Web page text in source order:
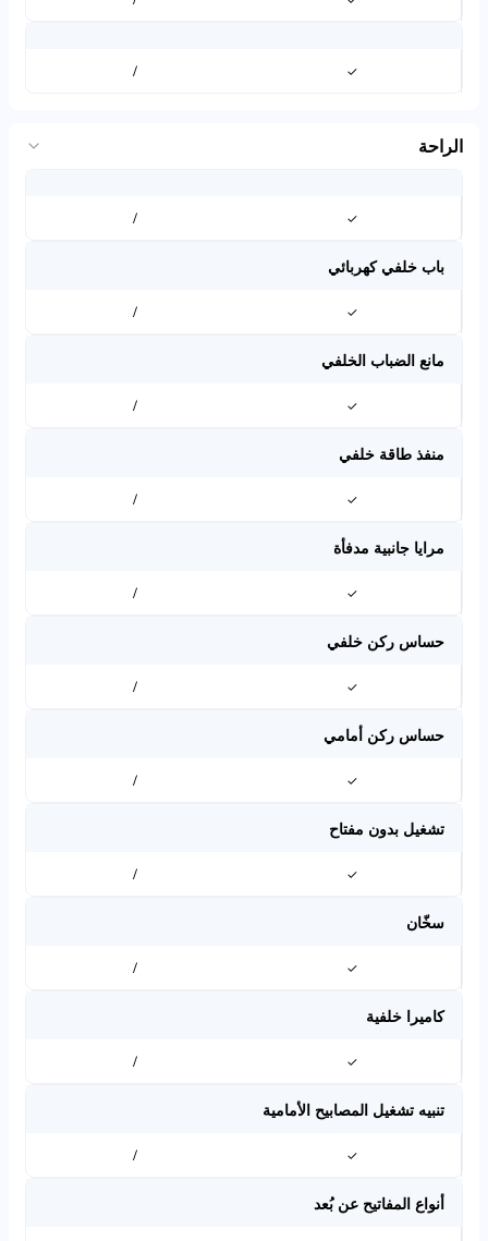
✓
/
الراحة
✓
/
باب خلفي كهربائي
✓
/
مانع الضباب الخلفي
✓
/
منفذ طاقة خلفي
✓
/
مرايا جانبية مدفأة
✓
/
حساس ركن خلفي
✓
/
حساس ركن أمامي
✓
/
تشغيل بدون مفتاح
✓
/
سخّان
✓
/
كاميرا خلفية
✓
/
تنبيه تشغيل المصابيح الأمامية
✓
/
أنواع المفاتيح عن بُعد